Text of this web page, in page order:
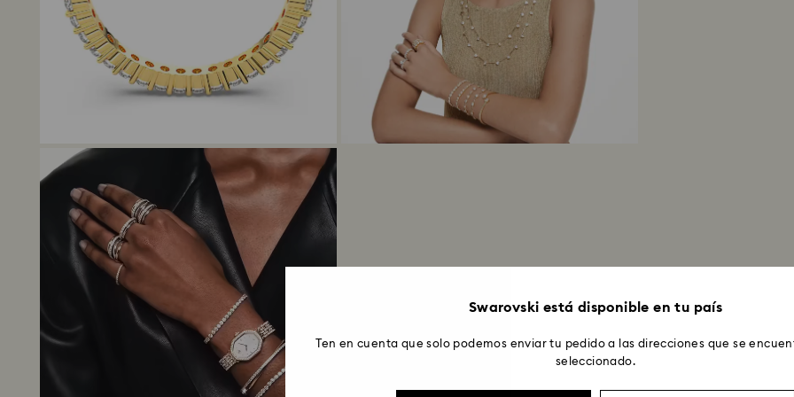
Swarovski está disponible en tu país
Ten en cuenta que solo podemos enviar tu pedido a las direcciones que se
seleccionado.